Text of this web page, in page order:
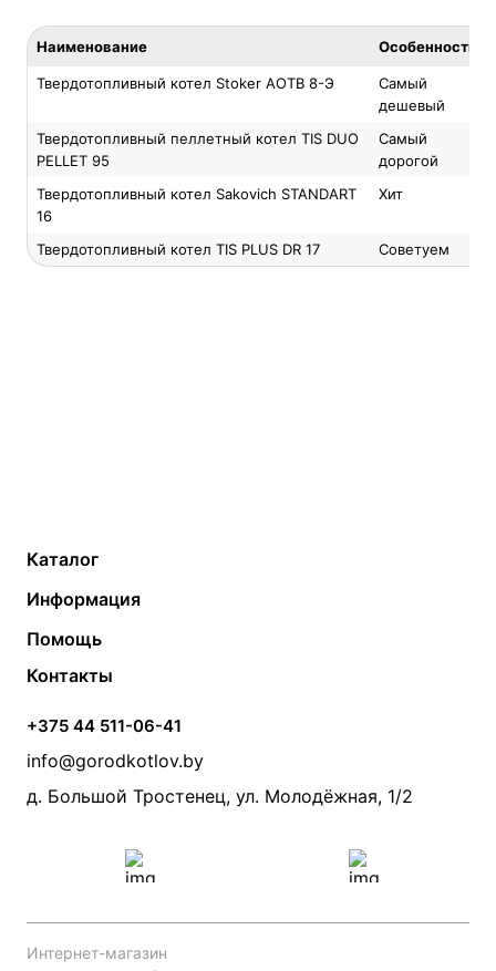
Наименование Особенность
Твердотопливный котел Stoker АОТВ 8-Э
Самый
дешевый
Твердотопливный пеллетный котел TIS DUO
PELLET 95
Самый
дорогой
Твердотопливный котел Sakovich STANDART
16
Хит
Твердотопливный котел TIS PLUS DR 17 Советуем
Каталог
Твердотопливные котлы
Электрические котлы
Банные печи
Камины и печи
Теплый пол
Радиаторы
Насосы
Дымоходы
Информация
Контакты
Статьи
Акции
Производители
Помощь
Монтаж систем отопления
Прайс по монтажу систем отопления
Проект систем отопления
Контакты
+375 44 511-06-41
info@gorodkotlov.by
д. Большой Тростенец, ул. Молодёжная, 1/2
Интернет-магазин